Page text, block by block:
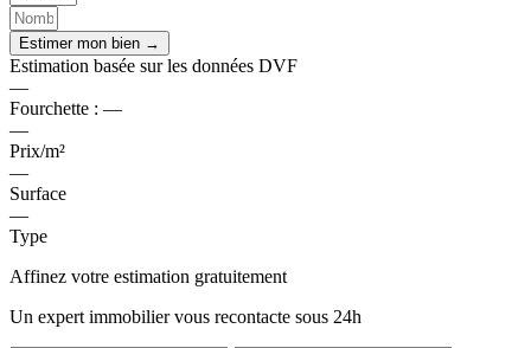
Estimer mon bien →
Estimation basée sur les données DVF
—
Fourchette : —
—
Prix/m²
—
Surface
—
Type
Affinez votre estimation gratuitement
Un expert immobilier vous recontacte sous 24h